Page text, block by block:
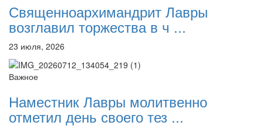
Священноархимандрит Лавры
возглавил торжества в ч ...
23 июля, 2026
Важное
Наместник Лавры молитвенно
отметил день своего тез ...